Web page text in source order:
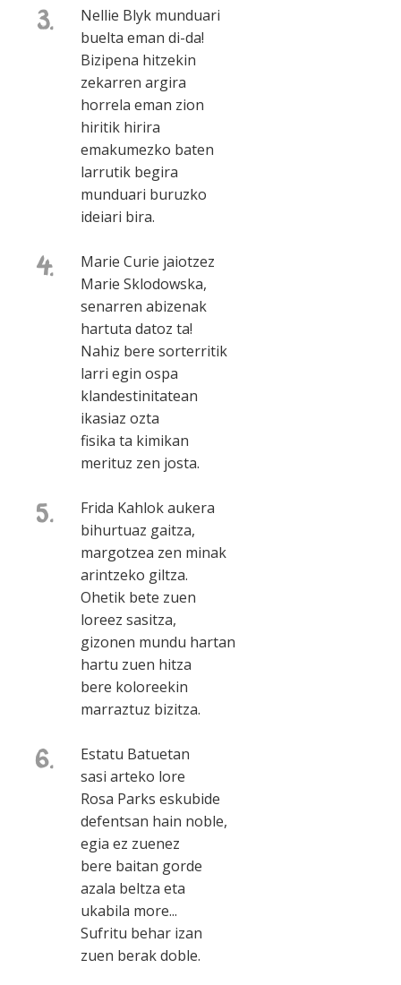
3.
Nellie Blyk munduari
buelta eman di-da!
Bizipena hitzekin
zekarren argira
horrela eman zion
hiritik hirira
emakumezko baten
larrutik begira
munduari buruzko
ideiari bira.
4.
Marie Curie jaiotzez
Marie Sklodowska,
senarren abizenak
hartuta datoz ta!
Nahiz bere sorterritik
larri egin ospa
klandestinitatean
ikasiaz ozta
fisika ta kimikan
merituz zen josta.
5.
Frida Kahlok aukera
bihurtuaz gaitza,
margotzea zen minak
arintzeko giltza.
Ohetik bete zuen
loreez sasitza,
gizonen mundu hartan
hartu zuen hitza
bere koloreekin
marraztuz bizitza.
6.
Estatu Batuetan
sasi arteko lore
Rosa Parks eskubide
defentsan hain noble,
egia ez zuenez
bere baitan gorde
azala beltza eta
ukabila more...
Sufritu behar izan
zuen berak doble.